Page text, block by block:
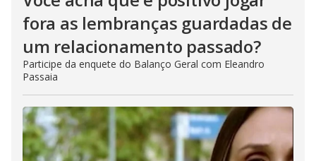
fora as lembranças guardadas de
um relacionamento passado?
Participe da enquete do Balanço Geral com Eleandro
Passaia